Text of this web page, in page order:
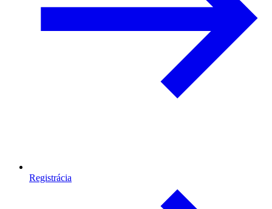
Registrácia